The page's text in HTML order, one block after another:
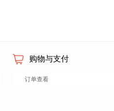
购物与支付
订单查看